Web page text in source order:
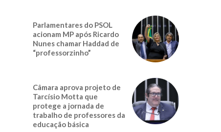
Parlamentares do PSOL
acionam MP após Ricardo
Nunes chamar Haddad de
“professorzinho”
Câmara aprova projeto de
Tarcísio Motta que
protege a jornada de
trabalho de professores da
educação básica